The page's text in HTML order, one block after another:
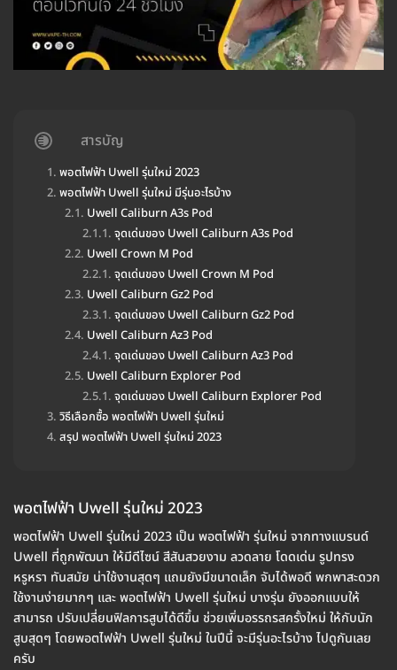
สารบัญ
พอตไฟฟ้า Uwell รุ่นใหม่ 2023
พอตไฟฟ้า Uwell รุ่นใหม่ มีรุ่นอะไรบ้าง
Uwell Caliburn A3s Pod
จุดเด่นของ Uwell Caliburn A3s Pod
Uwell Crown M Pod
จุดเด่นของ Uwell Crown M Pod
Uwell Caliburn Gz2 Pod
จุดเด่นของ Uwell Caliburn Gz2 Pod
Uwell Caliburn Az3 Pod
จุดเด่นของ Uwell Caliburn Az3 Pod
Uwell Caliburn Explorer Pod
จุดเด่นของ Uwell Caliburn Explorer Pod
วิธีเลือกซื้อ พอตไฟฟ้า Uwell รุ่นใหม่
สรุป พอตไฟฟ้า Uwell รุ่นใหม่ 2023
พอตไฟฟ้า Uwell รุ่นใหม่ 2023
พอตไฟฟ้า Uwell รุ่นใหม่ 2023 เป็น พอตไฟฟ้า รุ่นใหม่ จากทางแบรนด์
Uwell ที่ถูกพัฒนา ให้มีดีไซน์ สีสันสวยงาม ลวดลาย โดดเด่น รูปทรง
หรูหรา ทันสมัย น่าใช้งานสุดๆ แถมยังมีขนาดเล็ก จับได้พอดี พกพาสะดวก
ใช้งานง่ายมากๆ และ พอตไฟฟ้า Uwell รุ่นใหม่ บางรุ่น ยังออกแบบให้
สามารถ ปรับเปลี่ยนฟิลการสูบได้ดีขึ้น ช่วยเพิ่มอรรถรสครั้งใหม่ ให้กับนัก
สูบสุดๆ โดยพอตไฟฟ้า Uwell รุ่นใหม่ ในปีนี้ จะมีรุ่นอะไรบ้าง ไปดูกันเลย
ครับ